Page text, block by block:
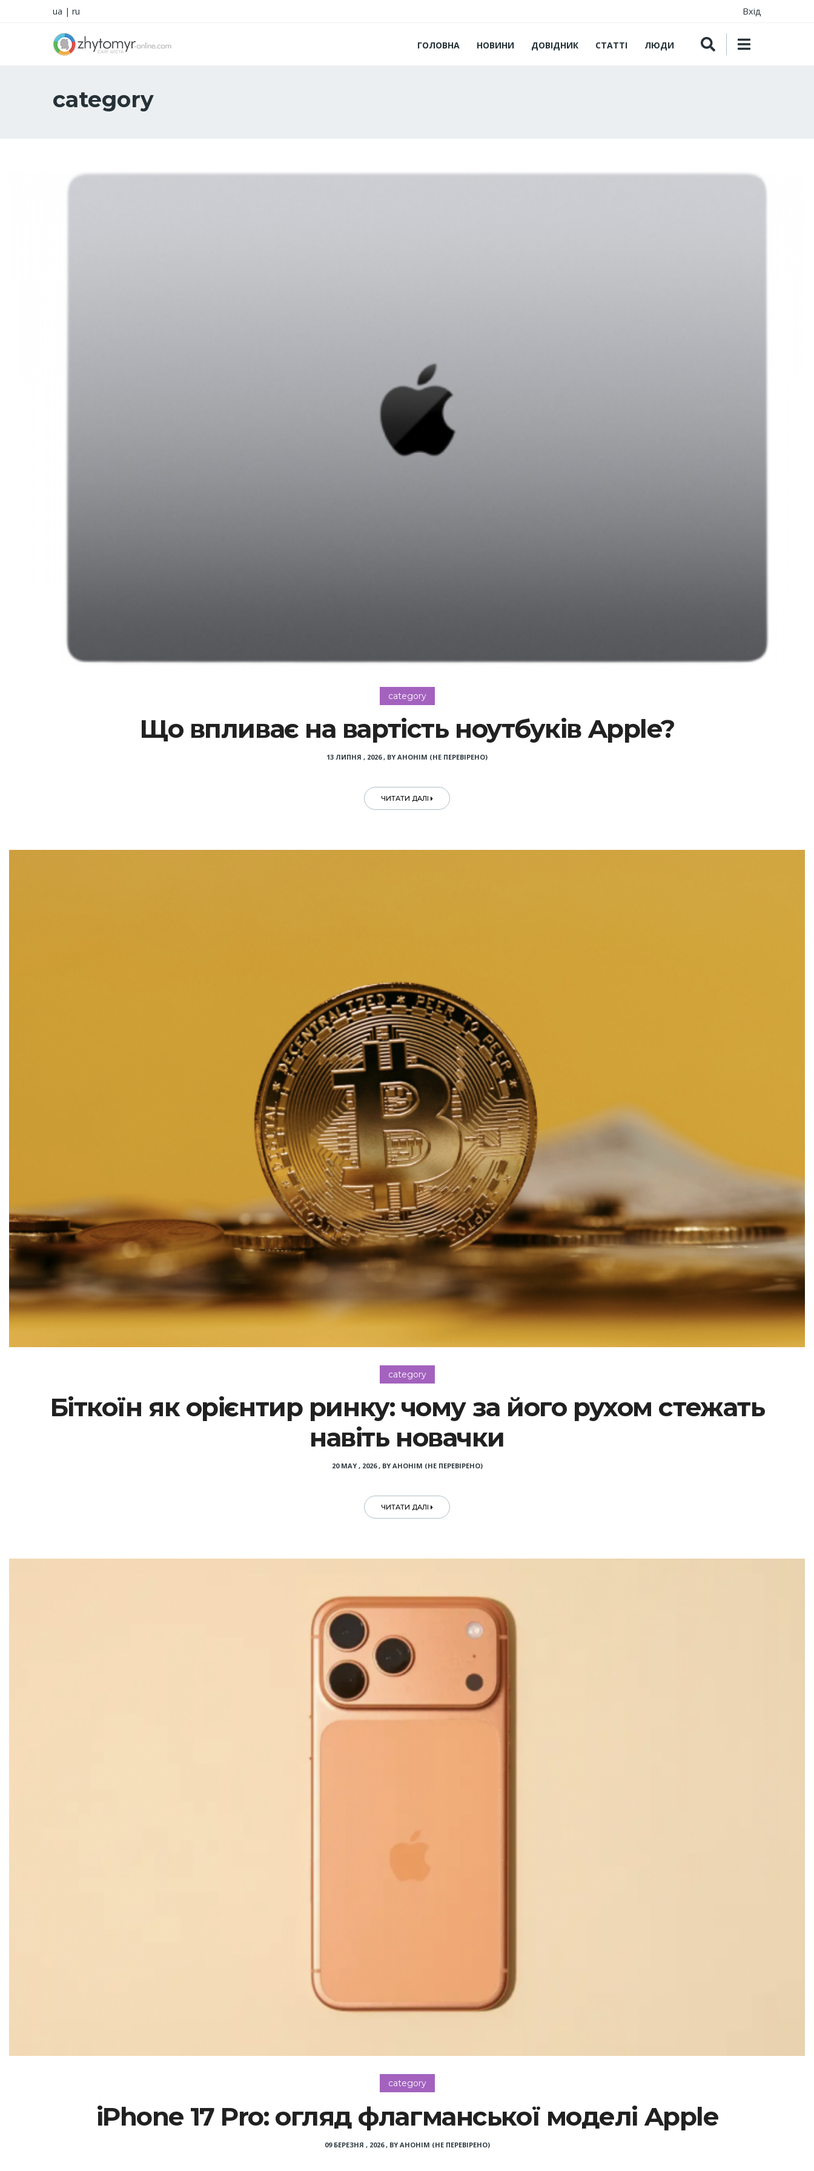
ua | ru Вхід
ГОЛОВНА НОВИНИ ДОВІДНИК СТАТТІ ЛЮДИ
category
category
Що впливає на вартість ноутбуків Apple?
13 ЛИПНЯ , 2026, BY АНОНІМ (НЕ ПЕРЕВІРЕНО)
ЧИТАТИ ДАЛІ
category
Біткоїн як орієнтир ринку: чому за його рухом стежать
навіть новачки
20 MAY , 2026, BY АНОНІМ (НЕ ПЕРЕВІРЕНО)
ЧИТАТИ ДАЛІ
category
iPhone 17 Pro: огляд флагманської моделі Apple
09 БЕРЕЗНЯ , 2026, BY АНОНІМ (НЕ ПЕРЕВІРЕНО)